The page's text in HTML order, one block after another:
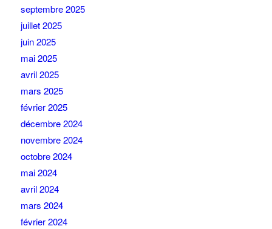
septembre 2025
juillet 2025
juin 2025
mai 2025
avril 2025
mars 2025
février 2025
décembre 2024
novembre 2024
octobre 2024
mai 2024
avril 2024
mars 2024
février 2024